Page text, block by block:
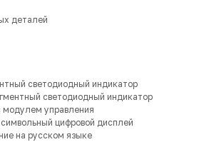
деталей
светодиодный индикатор
светодиодный индикатор
управления
цифровой дисплей
на русском языке